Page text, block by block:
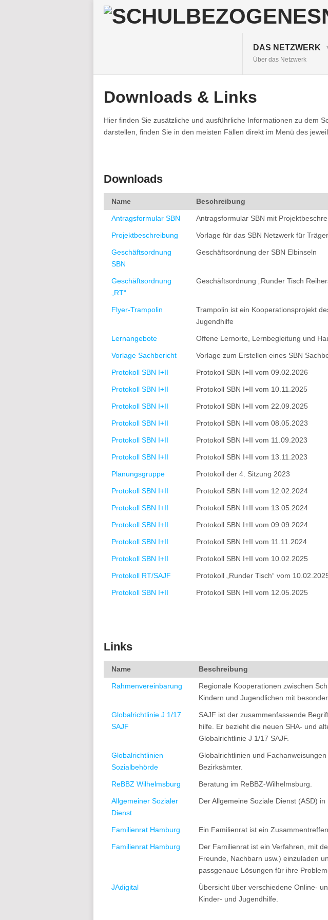
DAS NETZWERK
Über das Netzwerk
Downloads & Links
Hier finden Sie zusätzliche und ausführliche Informationen zu dem
darstellen, finden Sie in den meisten Fällen direkt im Menü des
Downloads
Name Beschreibung
Antragsformular SBN Antragsformular SBN mit
Projektbeschreibung Vorlage für das SBN Netzwerk für
Geschäftsordnung
SBN
Geschäftsordnung der SBN Elbinseln
Geschäftsordnung
„RT“
Geschäftsordnung „Runder Tisch
Flyer-Trampolin
Trampolin ist ein Kooperationsprojekt
Jugendhilfe
Lernangebote Offene Lernorte, Lernbegleitung und
Vorlage Sachbericht Vorlage zum Erstellen eines SBN
Protokoll SBN I+II Protokoll SBN I+II vom 09.02.2026
Protokoll SBN I+II Protokoll SBN I+II vom 10.11.2025
Protokoll SBN I+II Protokoll SBN I+II vom 22.09.2025
Protokoll SBN I+II Protokoll SBN I+II vom 08.05.2023
Protokoll SBN I+II Protokoll SBN I+II vom 11.09.2023
Protokoll SBN I+II Protokoll SBN I+II vom 13.11.2023
Planungsgruppe Protokoll der 4. Sitzung 2023
Protokoll SBN I+II Protokoll SBN I+II vom 12.02.2024
Protokoll SBN I+II Protokoll SBN I+II vom 13.05.2024
Protokoll SBN I+II Protokoll SBN I+II vom 09.09.2024
Protokoll SBN I+II Protokoll SBN I+II vom 11.11.2024
Protokoll SBN I+II Protokoll SBN I+II vom 10.02.2025
Protokoll RT/SAJF Protokoll „Runder Tisch“ vom
Protokoll SBN I+II Protokoll SBN I+II vom 12.05.2025
Links
Name Beschreibung
Rahmenvereinbarung
Regionale Kooperationen zwischen
Kindern und Jugendlichen mit
Globalrichtlinie J 1/17
SAJF
SAJF ist der zusammenfassende
hilfe. Er bezieht die neuen SHA- und
Globalrichtlinie J 1/17 SAJF.
Globalrichtlinien
Sozialbehörde
Globalrichtlinien und
Bezirksämter.
ReBBZ Wilhelmsburg Beratung im ReBBZ-Wilhelmsburg.
Allgemeiner Sozialer
Dienst
Der Allgemeine Soziale Dienst (ASD)
Familienrat Hamburg Ein Familienrat ist ein
Familienrat Hamburg
Der Familienrat ist ein Verfahren, mit
Freunde, Nachbarn usw.) einzuladen
passgenaue Lösungen für ihre
JAdigital
Übersicht über verschiedene Online-
Kinder- und Jugendhilfe.